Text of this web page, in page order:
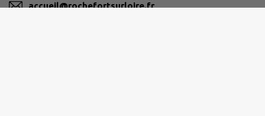
accueil@rochefortsurloire.fr